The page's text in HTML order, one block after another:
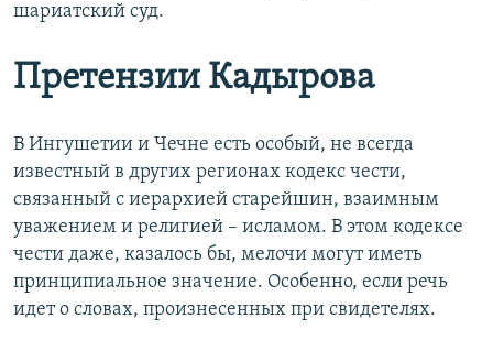
шариатский суд.
Претензии Кадырова
В Ингушетии и Чечне есть особый, не всегда
известный в других регионах кодекс чести,
связанный с иерархией старейшин, взаимным
уважением и религией – исламом. В этом кодексе
чести даже, казалось бы, мелочи могут иметь
принципиальное значение. Особенно, если речь
идет о словах, произнесенных при свидетелях.